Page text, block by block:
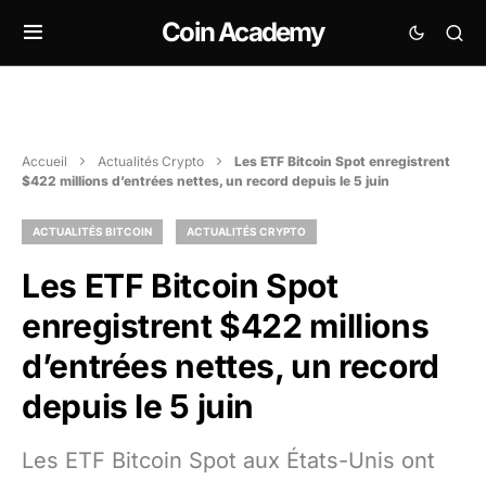
Coin Academy
Accueil Actualités Crypto
Les ETF Bitcoin Spot enregistrent
$422 millions d’entrées nettes, un record depuis le 5 juin
ACTUALITÉS BITCOIN ACTUALITÉS CRYPTO
Les ETF Bitcoin Spot
enregistrent $422 millions
d’entrées nettes, un record
depuis le 5 juin
Les ETF Bitcoin Spot aux États-Unis ont